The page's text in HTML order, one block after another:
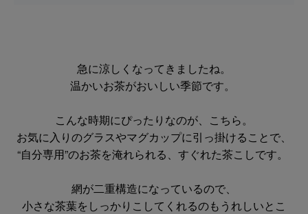
急に涼しくなってきましたね。
温かいお茶がおいしい季節です。
こんな時期にぴったりなのが、こちら。
お気に入りのグラスやマグカップに引っ掛けることで、
“自分専用”のお茶を淹れられる、すぐれた茶こしです。
網が二重構造になっているので、
小さな茶葉をしっかりこしてくれるのもうれしいとこ